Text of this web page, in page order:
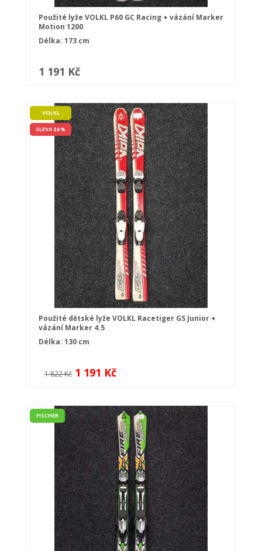
Použité lyže VOLKL P60 GC Racing + vázání Marker
Motion 1200
Délka: 173 cm
1 191 Kč
VOLKL
SLEVA 34 %
Použité dětské lyže VOLKL Racetiger GS Junior +
vázání Marker 4.5
Délka: 130 cm
1 822 Kč 1 191 Kč
FISCHER